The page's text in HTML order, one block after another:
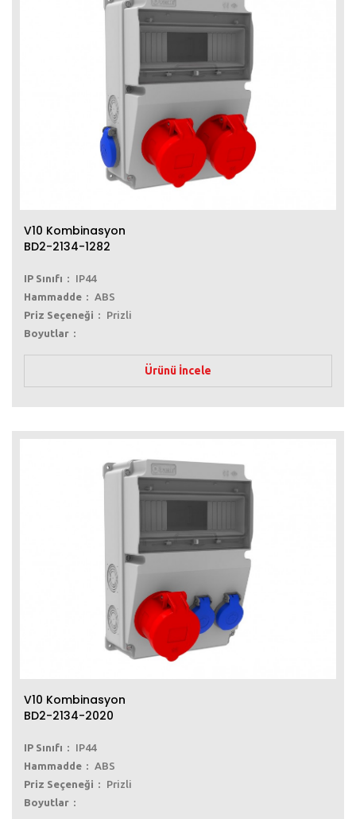
V10 Kombinasyon
BD2-2134-1282
IP Sınıfı
IP44
Hammadde
ABS
Priz Seçeneği
Prizli
Boyutlar
Ürünü İncele
V10 Kombinasyon
BD2-2134-2020
IP Sınıfı
IP44
Hammadde
ABS
Priz Seçeneği
Prizli
Boyutlar